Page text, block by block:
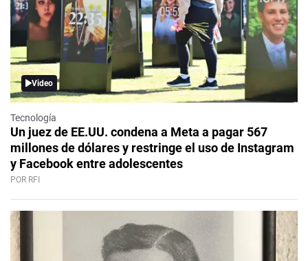
Video
Tecnología
Un juez de EE.UU. condena a Meta a pagar 567
millones de dólares y restringe el uso de Instagram
y Facebook entre adolescentes
POR RFI